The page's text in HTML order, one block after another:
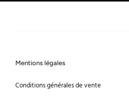
Mentions légales
Conditions générales de vente